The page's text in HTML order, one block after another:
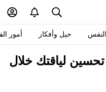
حيل وأفكار أمور
تحسين لياقتك خلال